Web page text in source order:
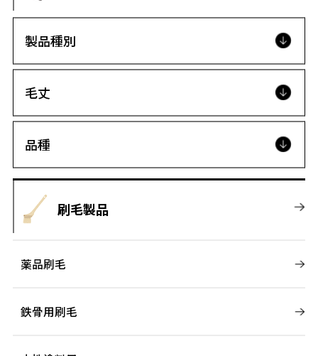
製品種別
毛丈
品種
刷毛製品
薬品刷毛
鉄骨用刷毛